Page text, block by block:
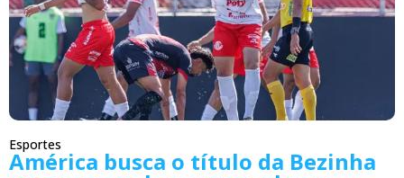
Esportes
América busca o título da Bezinha